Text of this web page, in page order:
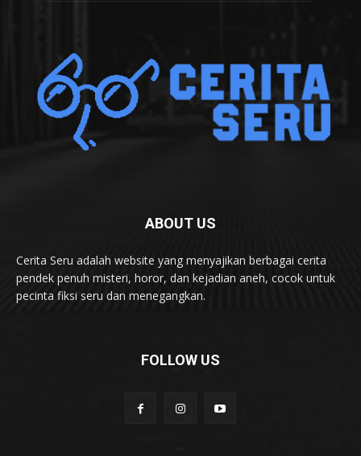
ABOUT US
Cerita Seru adalah website yang menyajikan berbagai cerita
pendek penuh misteri, horor, dan kejadian aneh, cocok untuk
pecinta fiksi seru dan menegangkan.
FOLLOW US